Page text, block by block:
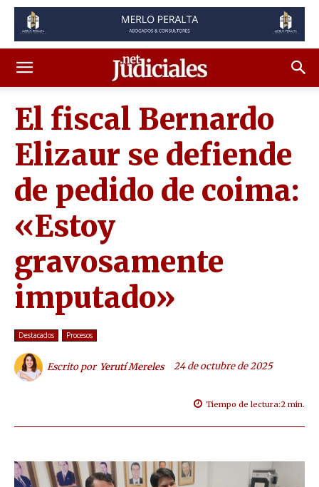
El fiscal Bernardo
Elizaur se defiende
de pedido de coima:
«Estoy
gravosamente
imputado»
Destacados Procesos
Escrito por Yerutí Mereles 24 de octubre de 2025
Tiempo de lectura:2 min.